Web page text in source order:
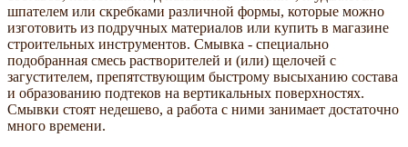
шпателем или скребками различной формы, которые можно
изготовить из подручных материалов или купить в магазине
строительных инструментов. Смывка - специально
подобранная смесь растворителей и (или) щелочей с
загустителем, препятствующим быстрому высыханию состава
и образованию подтеков на вертикальных поверхностях.
Смывки стоят недешево, а работа с ними занимает достаточно
много времени.